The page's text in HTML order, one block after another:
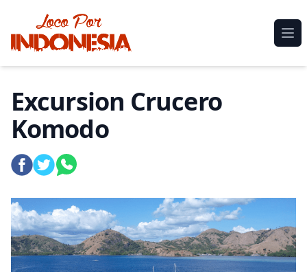
Loco por Indonesia
Excursion Crucero
Komodo